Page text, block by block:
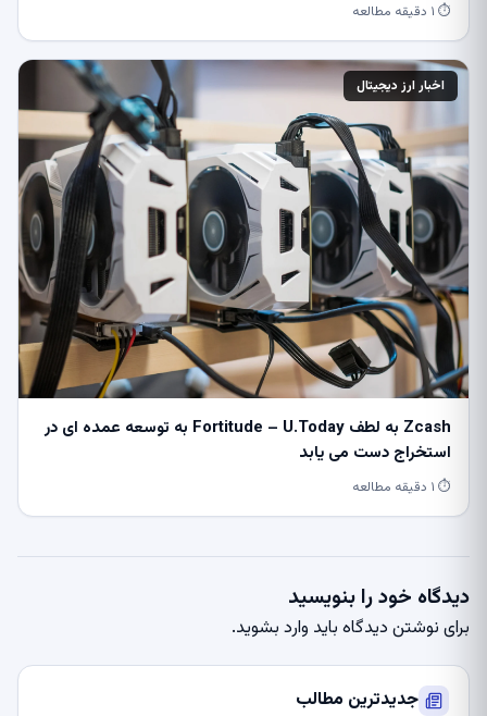
⏱ ۱ دقیقه مطالعه
اخبار ارز دیجیتال
Zcash به لطف Fortitude – U.Today به توسعه عمده ای در
استخراج دست می یابد
⏱ ۱ دقیقه مطالعه
دیدگاه خود را بنویسید
برای نوشتن دیدگاه باید وارد بشوید.
جدیدترین مطالب